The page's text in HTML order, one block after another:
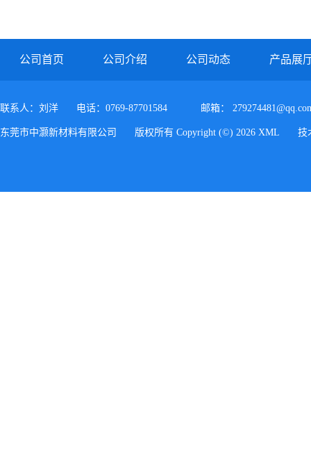
公司首页 公司介绍 公司动态 产品展
联系人：刘洋 电话：0769-87701584 邮箱：
东莞市中灏新材料有限公司 版权所有 Copyright (©) 2026 XML 技